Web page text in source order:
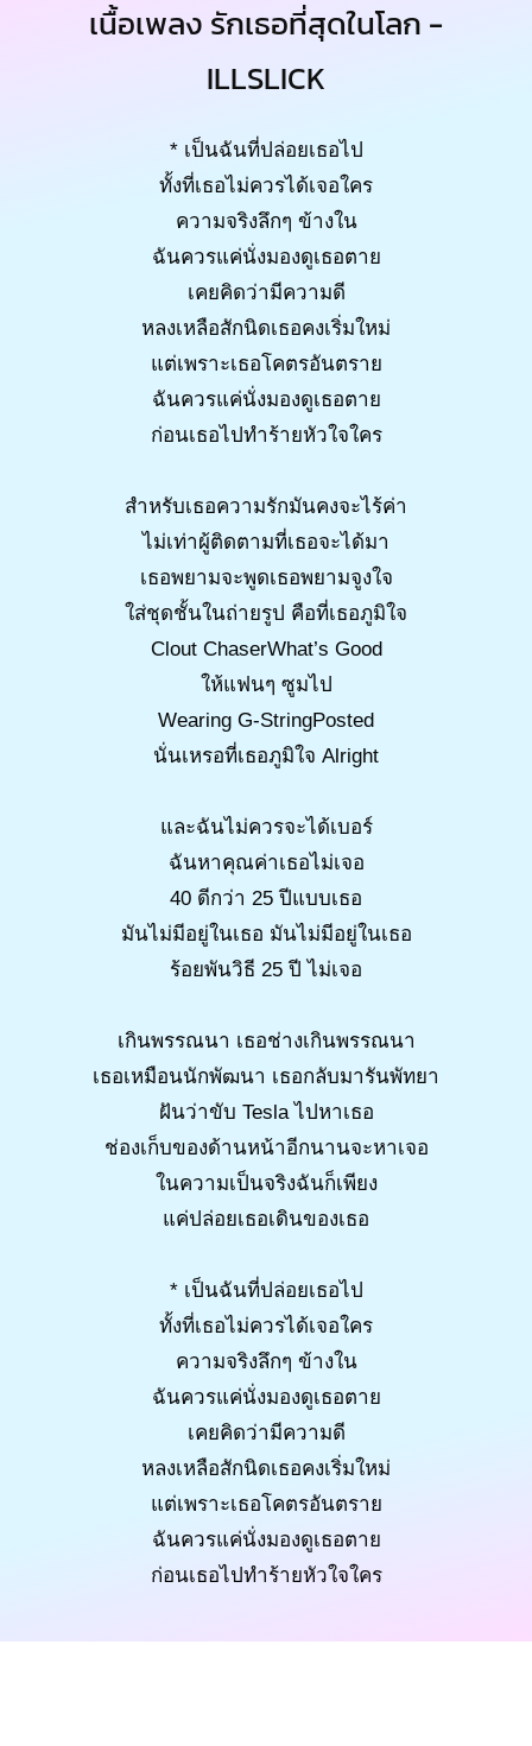
เนื้อเพลง รักเธอที่สุดในโลก -
ILLSLICK
* เป็นฉันที่ปล่อยเธอไป
ทั้งที่เธอไม่ควรได้เจอใคร
ความจริงลึกๆ ข้างใน
ฉันควรแค่นั่งมองดูเธอตาย
เคยคิดว่ามีความดี
หลงเหลือสักนิดเธอคงเริ่มใหม่
แต่เพราะเธอโคตรอันตราย
ฉันควรแค่นั่งมองดูเธอตาย
ก่อนเธอไปทำร้ายหัวใจใคร
สำหรับเธอความรักมันคงจะไร้ค่า
ไม่เท่าผู้ติดตามที่เธอจะได้มา
เธอพยามจะพูดเธอพยามจูงใจ
ใส่ชุดชั้นในถ่ายรูป คือที่เธอภูมิใจ
Clout ChaserWhat’s Good
ให้แฟนๆ ซูมไป
Wearing G-StringPosted
นั่นเหรอที่เธอภูมิใจ Alright
และฉันไม่ควรจะได้เบอร์
ฉันหาคุณค่าเธอไม่เจอ
40 ดีกว่า 25 ปีแบบเธอ
มันไม่มีอยู่ในเธอ มันไม่มีอยู่ในเธอ
ร้อยพันวิธี 25 ปี ไม่เจอ
เกินพรรณนา เธอช่างเกินพรรณนา
เธอเหมือนนักพัฒนา เธอกลับมารันพัทยา
ฝันว่าขับ Tesla ไปหาเธอ
ช่องเก็บของด้านหน้าอีกนานจะหาเจอ
ในความเป็นจริงฉันก็เพียง
แค่ปล่อยเธอเดินของเธอ
* เป็นฉันที่ปล่อยเธอไป
ทั้งที่เธอไม่ควรได้เจอใคร
ความจริงลึกๆ ข้างใน
ฉันควรแค่นั่งมองดูเธอตาย
เคยคิดว่ามีความดี
หลงเหลือสักนิดเธอคงเริ่มใหม่
แต่เพราะเธอโคตรอันตราย
ฉันควรแค่นั่งมองดูเธอตาย
ก่อนเธอไปทำร้ายหัวใจใคร